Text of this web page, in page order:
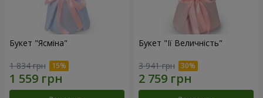
Букет "Ясміна"
1 834 грн
Букет "Її Величність"
3 941 грн